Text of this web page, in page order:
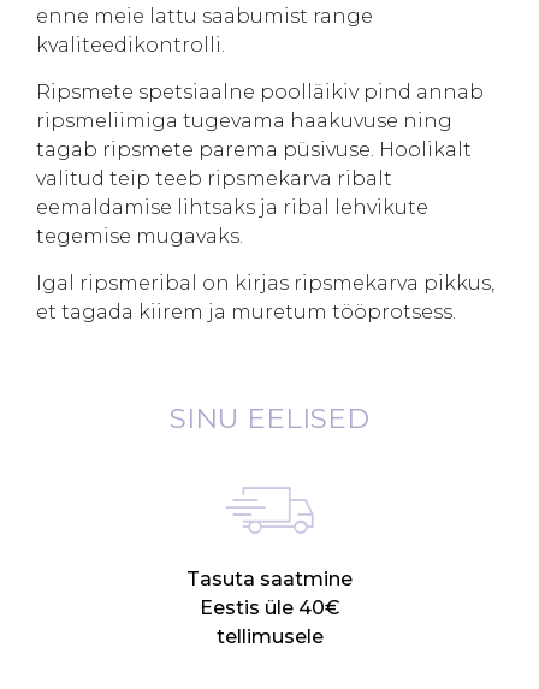
enne meie lattu saabumist range
kvaliteedikontrolli.
Ripsmete spetsiaalne poolläikiv pind annab
ripsmeliimiga tugevama haakuvuse ning
tagab ripsmete parema püsivuse. Hoolikalt
valitud teip teeb ripsmekarva ribalt
eemaldamise lihtsaks ja ribal lehvikute
tegemise mugavaks.
Igal ripsmeribal on kirjas ripsmekarva pikkus,
et tagada kiirem ja muretum tööprotsess.
SINU EELISED
Tasuta saatmine
Eestis üle 40€
tellimusele